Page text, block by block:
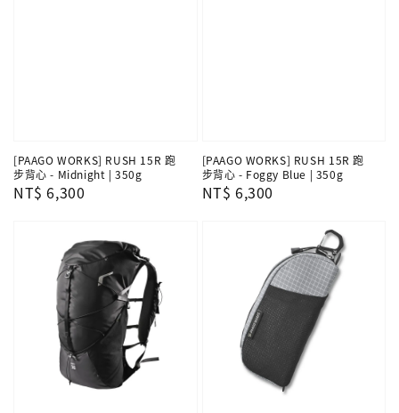
[PAAGO WORKS] RUSH 15R 跑
步背心 - Midnight | 350g
Regular
NT$ 6,300
[PAAGO WORKS] RUSH 15R 跑
步背心 - Foggy Blue | 350g
Regular
NT$ 6,300